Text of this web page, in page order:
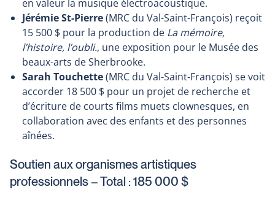
en valeur la musique électroacoustique.
Jérémie St-Pierre(MRC du Val-Saint-François) reçoit
15 500 $ pour la production de La mémoire,
l’histoire, l’oubli., une exposition pour le Musée des
beaux-arts de Sherbrooke.
Sarah Touchette(MRC du Val-Saint-François) se voit
accorder 18 500 $ pour un projet de recherche et
d’écriture de courts films muets clownesques, en
collaboration avec des enfants et des personnes
aînées.
Soutien aux organismes artistiques
professionnels – Total : 185 000 $